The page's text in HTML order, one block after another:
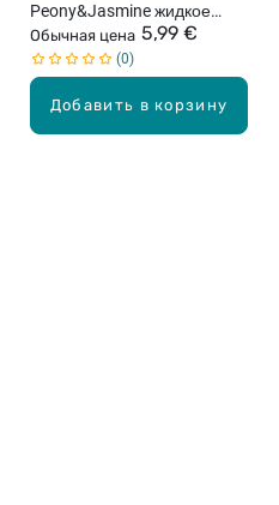
Добавить в корзину
Peony&Jasmine жидкое
мыло для рук, 500мл
Обычная цена 5,99 €
0